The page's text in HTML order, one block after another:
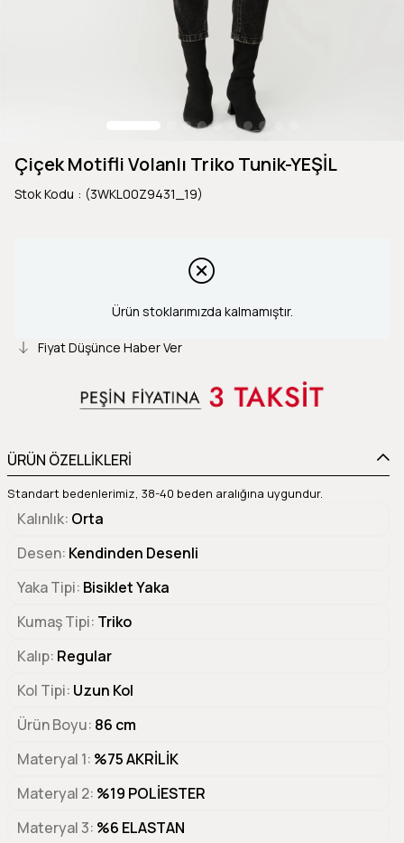
Çiçek Motifli Volanlı Triko Tunik-YEŞİL
Stok Kodu (3WKL00Z9431_19)
Ürün stoklarımızda kalmamıştır.
Fiyat Düşünce Haber Ver
ÜRÜN ÖZELLİKLERİ
Standart bedenlerimiz, 38-40 beden aralığına uygundur.
Kalınlık Orta
Desen Kendinden Desenli
Yaka Tipi Bisiklet Yaka
Kumaş Tipi Triko
Kalıp Regular
Kol Tipi Uzun Kol
Ürün Boyu 86 cm
Materyal 1 %75 AKRİLİK
Materyal 2 %19 POLİESTER
Materyal 3 %6 ELASTAN